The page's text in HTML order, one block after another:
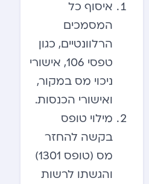
איסוף כל
המסמכים
הרלוונטיים, כגון
טפסי 106, אישורי
ניכוי מס במקור,
ואישורי הכנסות.
מילוי טופס
בקשה להחזר
מס (טופס 1301)
והגשתו לרשות